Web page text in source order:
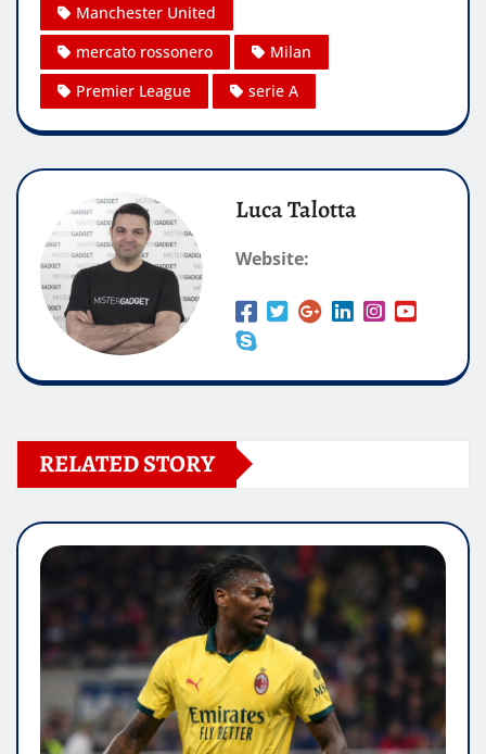
Manchester United
mercato rossonero
Milan
Premier League
serie A
Luca Talotta
Website:
RELATED STORY